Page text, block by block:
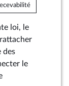
loi, le
des
le